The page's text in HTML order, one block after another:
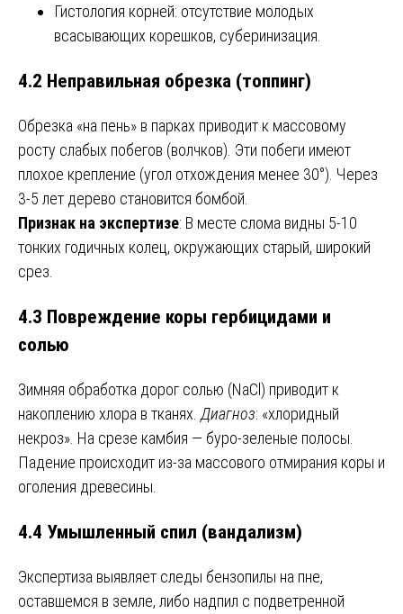
Гистология корней: отсутствие молодых
всасывающих корешков, суберинизация.
4.2 Неправильная обрезка (топпинг)
Обрезка «на пень» в парках приводит к массовому
росту слабых побегов (волчков). Эти побеги имеют
плохое крепление (угол отхождения менее 30°). Через
3-5 лет дерево становится бомбой.
Признак на экспертизе: В месте слома видны 5-10
тонких годичных колец, окружающих старый, широкий
срез.
4.3 Повреждение коры гербицидами и
солью
Зимняя обработка дорог солью (NaCl) приводит к
накоплению хлора в тканях. Диагноз: «хлоридный
некроз». На срезе камбия — буро-зеленые полосы.
Падение происходит из-за массового отмирания коры и
оголения древесины.
4.4 Умышленный спил (вандализм)
Экспертиза выявляет следы бензопилы на пне,
оставшемся в земле, либо надпил с подветренной